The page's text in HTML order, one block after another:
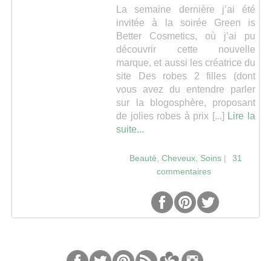
La semaine dernière j’ai été
invitée à la soirée Green is
Better Cosmetics, où j’ai pu
découvrir cette nouvelle
marque, et aussi les créatrice du
site Des robes 2 filles (dont
vous avez du entendre parler
sur la blogosphère, proposant
de jolies robes à prix [...] Lire la
suite...
Beauté Cheveux, Soins|
31
commentaires